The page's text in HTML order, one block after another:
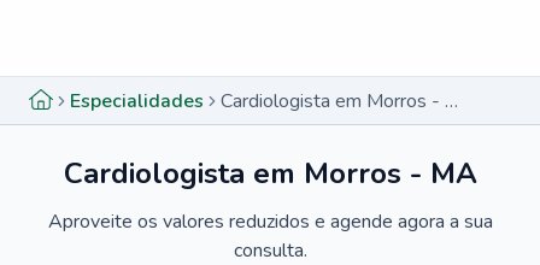
Especialidades Cardiologista em Morros - MA
Cardiologista em Morros - MA
Aproveite os valores reduzidos e agende agora a sua
consulta.